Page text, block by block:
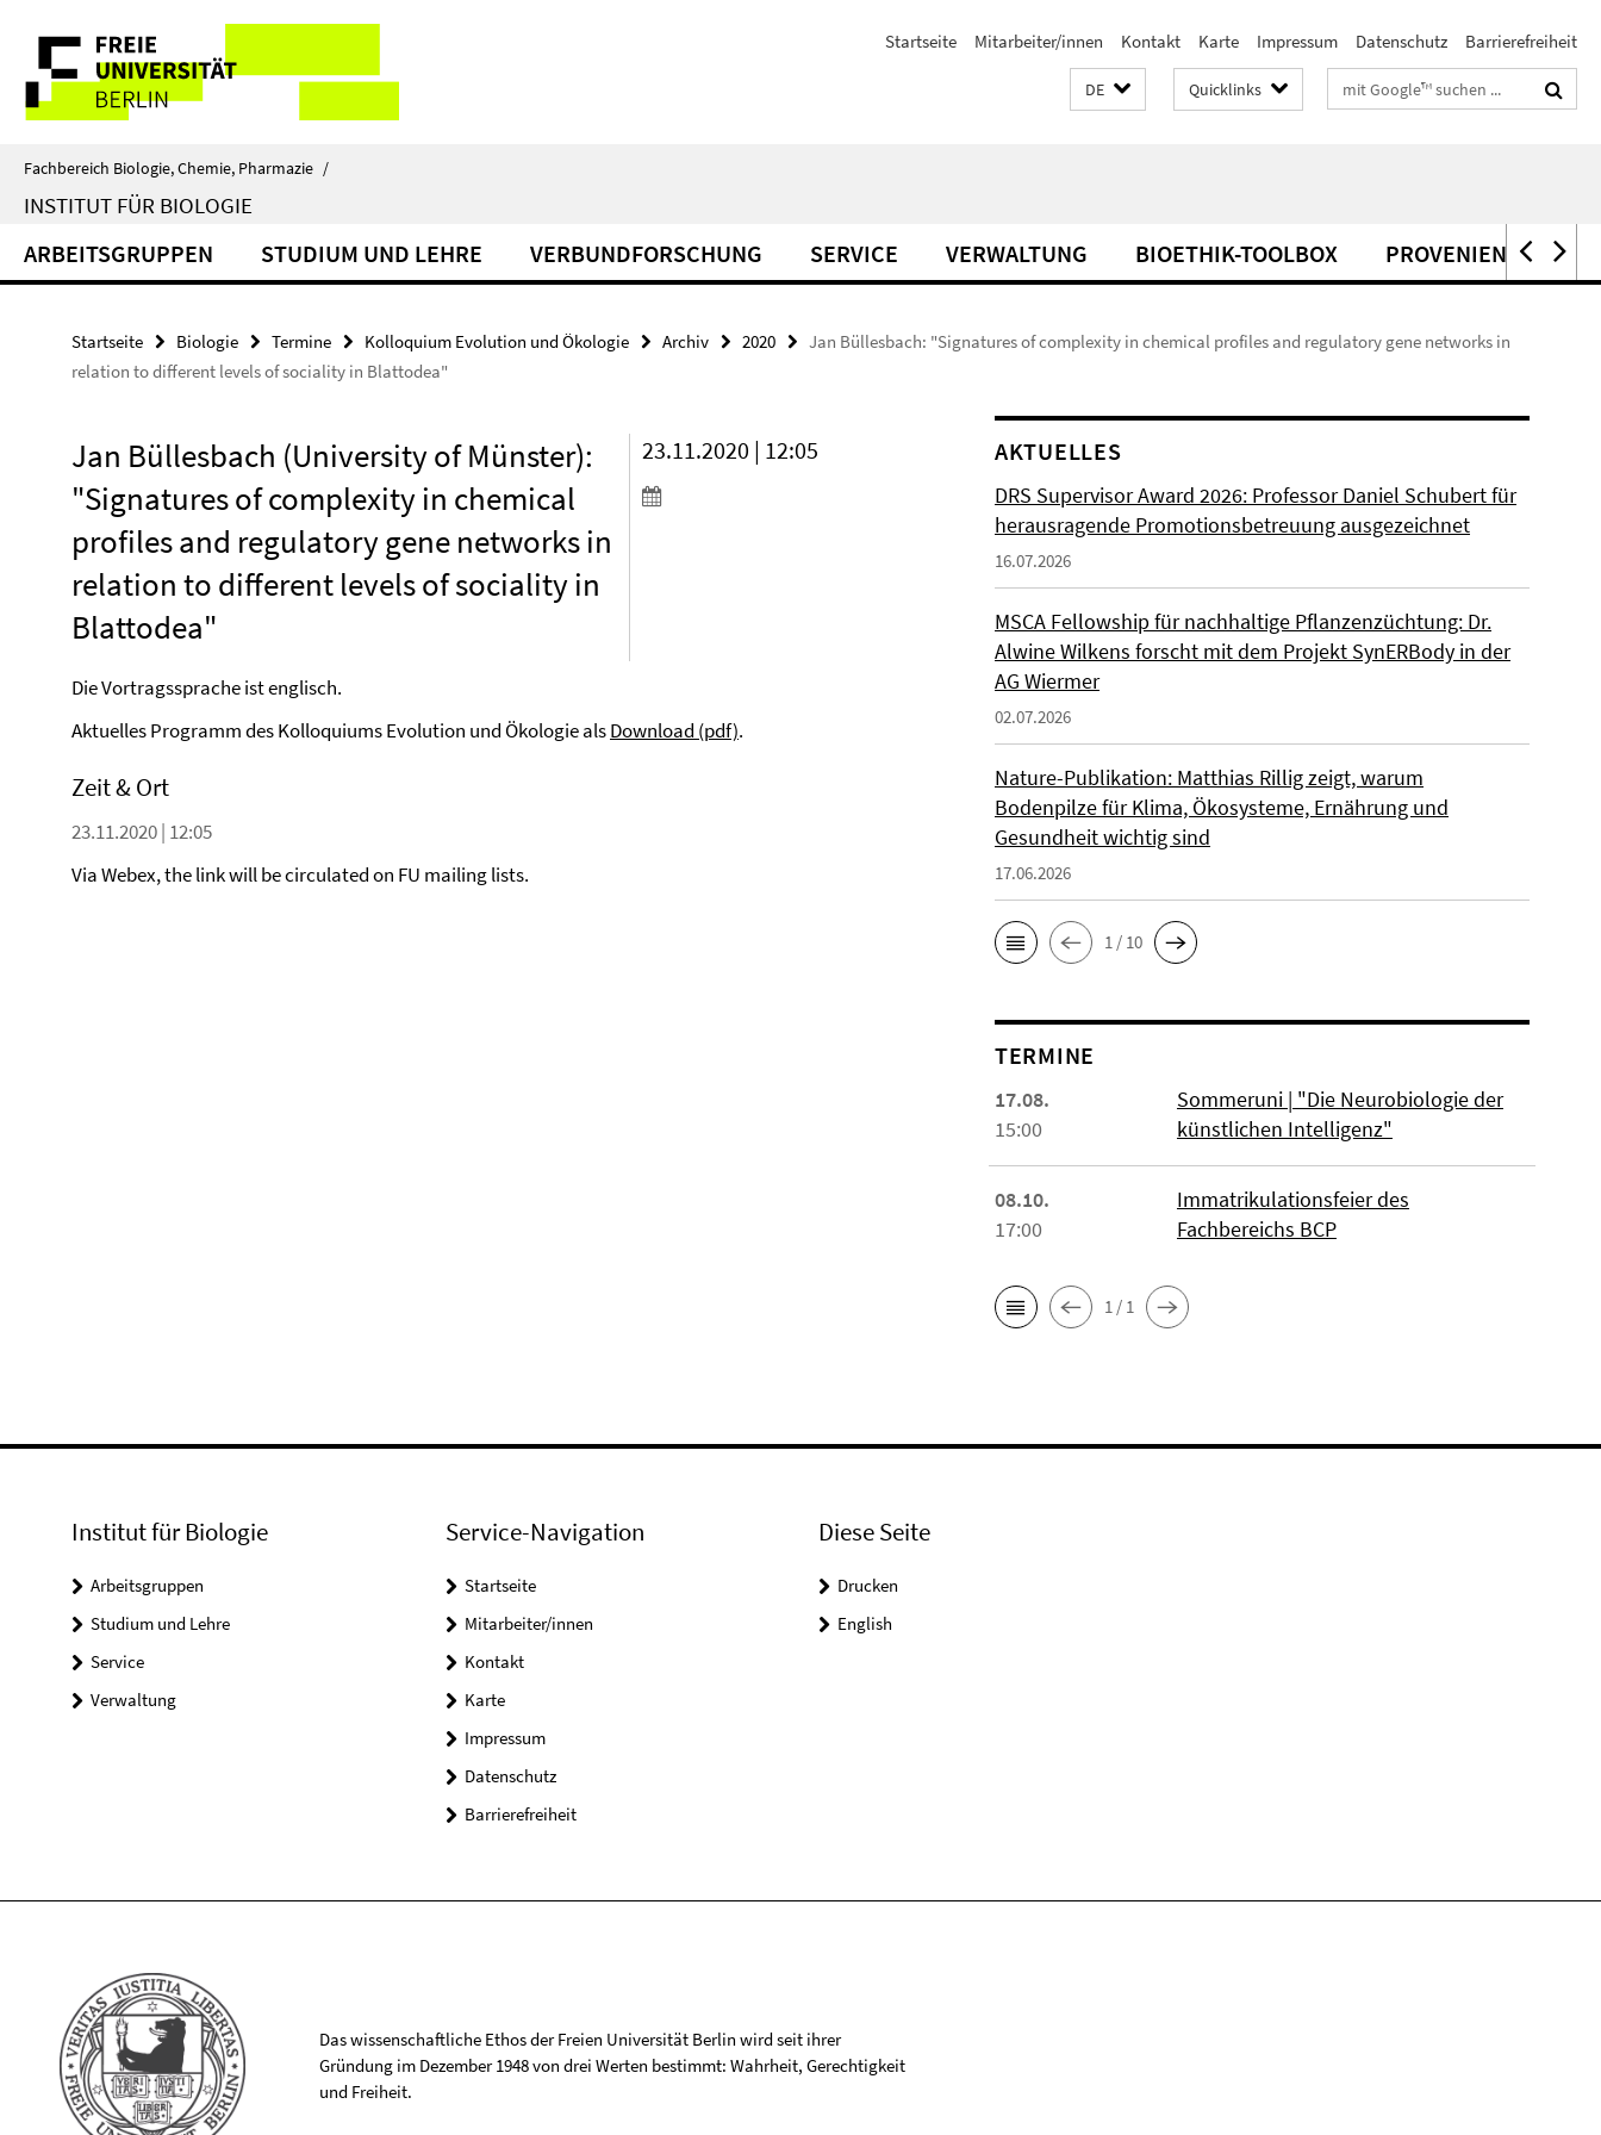
direkt
Inhalt
Service-
Navigation
Startseite Mitarbeiter/innen Kontakt Karte Impressum Datenschutz Barrierefreiheit
DE Quicklinks Suchbegriffe
Fachbereich Biologie, Chemie, Pharmazie /
INSTITUT FÜR BIOLOGIE
ARBEITSGRUPPEN STUDIUM UND LEHRE VERBUNDFORSCHUNG SERVICE VERWALTUNG BIOETHIK-TOOLBOX
Startseite Biologie Termine Kolloquium Evolution und Ökologie Archiv 2020
Jan Büllesbach: "Signatures of complexity in chemical profiles and regulatory gene networks in
relation to different levels of sociality in Blattodea"
Jan Büllesbach (University of Münster):
"Signatures of complexity in chemical
profiles and regulatory gene networks in
relation to different levels of sociality in
Blattodea"
23.11.2020 | 12:05
Die Vortragssprache ist englisch.
Aktuelles Programm des Kolloquiums Evolution und Ökologie alsDownload (pdf).
Zeit & Ort
23.11.2020 | 12:05
Via Webex, the link will be circulated on FU mailing lists.
AKTUELLES
DRS Supervisor Award 2026: Professor Daniel Schubert für
herausragende Promotionsbetreuung ausgezeichnet
16.07.2026
MSCA Fellowship für nachhaltige Pflanzenzüchtung: Dr.
Alwine Wilkens forscht mit dem Projekt SynERBody in der
AG Wiermer
02.07.2026
Nature-Publikation: Matthias Rillig zeigt, warum
Bodenpilze für Klima, Ökosysteme, Ernährung und
Gesundheit wichtig sind
17.06.2026
1 / 10
TERMINE
17.08.
15:00
Sommeruni | "Die Neurobiologie der
künstlichen Intelligenz"
08.10.
17:00
Immatrikulationsfeier des
Fachbereichs BCP
1 / 1
Institut für Biologie
Arbeitsgruppen
Studium und Lehre
Service
Verwaltung
Service-Navigation
Startseite
Mitarbeiter/innen
Kontakt
Karte
Impressum
Datenschutz
Barrierefreiheit
Diese Seite
Drucken
English
Das wissenschaftliche Ethos der Freien Universität Berlin wird seit ihrer
Gründung im Dezember 1948 von drei Werten bestimmt: Wahrheit, Gerechtigkeit
und Freiheit.